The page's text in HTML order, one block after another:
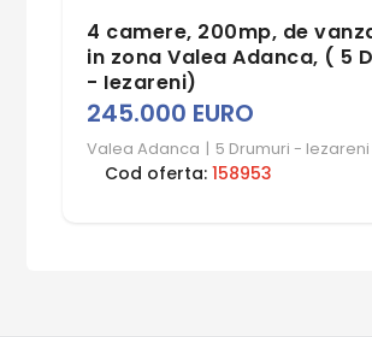
4 camere, 200mp, de
in zona Valea Adanca, ( 5
- Iezareni)
245.000 EURO
Valea Adanca | 5 Drumuri - Iezareni
Cod oferta:158953